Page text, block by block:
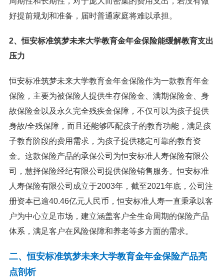
好提前规划和准备，届时普通家庭将难以承担。
2、恒安标准筑梦未来大学教育金年金保险能缓解教育支出
压力
恒安标准筑梦未来大学教育金年金保险作为一款教育年金
保险，主要为被保险人提供生存保险金、满期保险金、身
故保险金以及永久完全残疾金保障，不仅可以为孩子提供
身故/全残保障，而且还能够匹配孩子的教育功能，满足孩
子教育阶段的费用需求，为孩子提供稳定可靠的教育资
金。这款保险产品的承保公司为恒安标准人寿保险有限公
司，慧择保险经纪有限公司提供保险销售服务。恒安标准
人寿保险有限公司成立于2003年，截至2021年底，公司注
册资本已逾40.46亿元人民币，恒安标准人寿一直秉承以客
户为中心立足市场，建立涵盖客户全生命周期的保险产品
体系，满足客户在风险保障和养老等多方面的需求。
二、恒安标准筑梦未来大学教育金年金保险产品亮
点剖析